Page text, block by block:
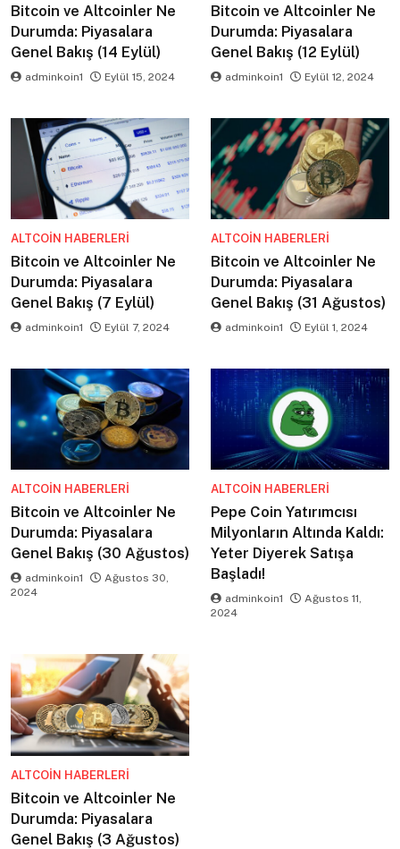
Bitcoin ve Altcoinler Ne
Durumda: Piyasalara
Genel Bakış (14 Eylül)
adminkoin1 Eylül 15, 2024
Bitcoin ve Altcoinler Ne
Durumda: Piyasalara
Genel Bakış (12 Eylül)
adminkoin1 Eylül 12, 2024
ALTCOIN HABERLERI
Bitcoin ve Altcoinler Ne
Durumda: Piyasalara
Genel Bakış (7 Eylül)
adminkoin1 Eylül 7, 2024
ALTCOIN HABERLERI
Bitcoin ve Altcoinler Ne
Durumda: Piyasalara
Genel Bakış (31 Ağustos)
adminkoin1 Eylül 1, 2024
ALTCOIN HABERLERI
Bitcoin ve Altcoinler Ne
Durumda: Piyasalara
Genel Bakış (30 Ağustos)
adminkoin1
Ağustos 30,
2024
ALTCOIN HABERLERI
Pepe Coin Yatırımcısı
Milyonların Altında Kaldı:
Yeter Diyerek Satışa
Başladı!
adminkoin1
Ağustos 11,
2024
ALTCOIN HABERLERI
Bitcoin ve Altcoinler Ne
Durumda: Piyasalara
Genel Bakış (3 Ağustos)